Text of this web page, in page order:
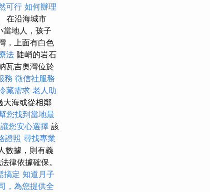
可行 如何辦理
在沿海城市
當地人，孩子
，上面有白色
法 陡峭的岩石
瓦吉奧灣位於
務 徵信社服務
藏需求 老人助
大海或從相鄰
您找到當地最
您安心選擇 該
證照 尋找專業
數據，則有義
律依據確保。
搞定 知道月子
，為您提供全